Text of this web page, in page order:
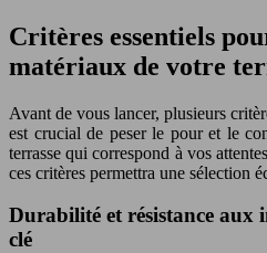
Critères essentiels
matériaux de votre
Avant de vous lancer, plusieurs
est crucial de peser le pour et le
terrasse qui correspond à vos
ces critères permettra une sélection
Durabilité et résistance aux
clé